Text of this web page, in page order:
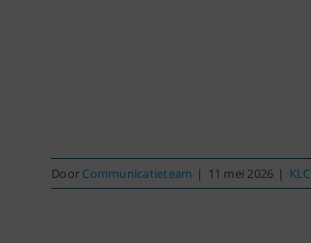
Door Communicatieteam | 11 mei 2026 | KLC